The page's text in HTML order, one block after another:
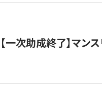
【一次助成終了】マ